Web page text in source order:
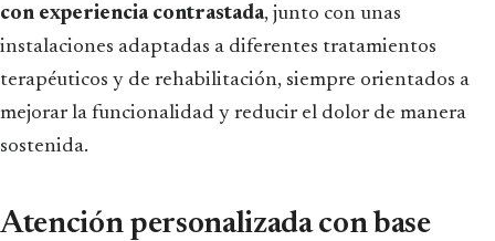
con experiencia contrastada, junto con unas
instalaciones adaptadas a diferentes tratamientos
terapéuticos y de rehabilitación, siempre orientados a
mejorar la funcionalidad y reducir el dolor de manera
sostenida.
Atención personalizada con base